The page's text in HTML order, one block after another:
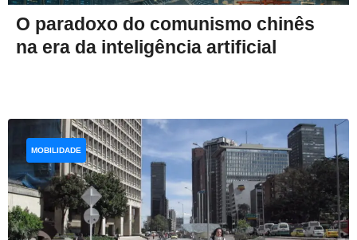
O paradoxo do comunismo chinês
na era da inteligência artificial
MOBILIDADE